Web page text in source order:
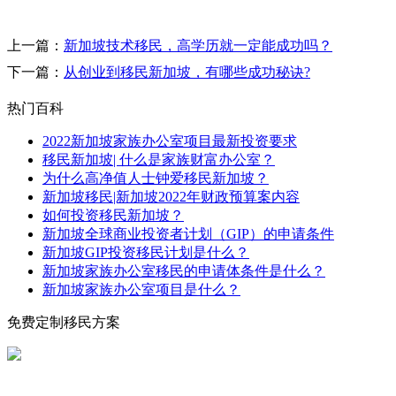
上一篇： 新加坡技术移民，高学历就一定能成功吗？
下一篇： 从创业到移民新加坡，有哪些成功秘诀?
热门百科
2022新加坡家族办公室项目最新投资要求
移民新加坡| 什么是家族财富办公室？
为什么高净值人士钟爱移民新加坡？
新加坡移民|新加坡2022年财政预算案内容
如何投资移民新加坡？
新加坡全球商业投资者计划（GIP）的申请条件
新加坡GIP投资移民计划是什么？
新加坡家族办公室移民的申请体条件是什么？
新加坡家族办公室项目是什么？
免费定制移民方案